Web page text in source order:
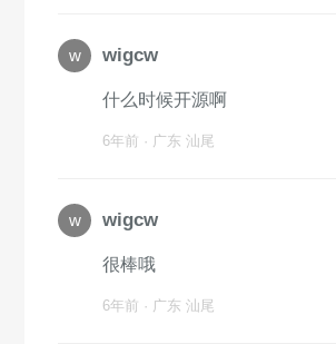
w wigcw
什么时候开源啊
6年前 · 广东 汕尾
w wigcw
很棒哦
6年前 · 广东 汕尾